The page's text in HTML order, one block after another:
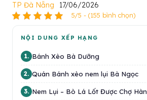
TP Đà Nẵng 17/06/2026
5/5 - (155 bình chọn)
NỘI DUNG XẾP HẠNG
1. Bánh Xèo Bà Dưỡng
2. Quán Bánh xèo nem lụi Bà Ngọc
3. Nem Lụi – Bò Lá Lốt Được Chợ Hàn